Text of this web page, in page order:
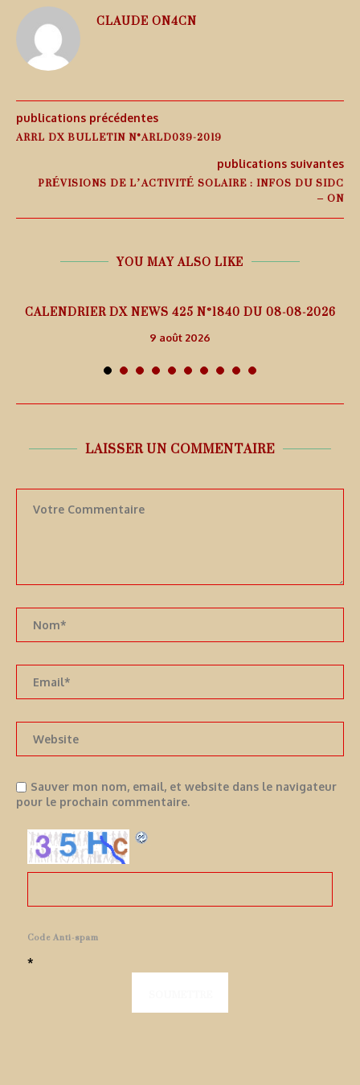
CLAUDE ON4CN
publications précédentes
ARRL DX BULLETIN N°ARLD039-2019
publications suivantes
PRÉVISIONS DE L’ACTIVITÉ SOLAIRE : INFOS DU SIDC
– ON
YOU MAY ALSO LIKE
CALENDRIER DX NEWS 425 N°1840 DU 08-08-2026
9 août 2026
LAISSER UN COMMENTAIRE
Sauver mon nom, email, et website dans le navigateur
pour le prochain commentaire.
Code Anti-spam
*